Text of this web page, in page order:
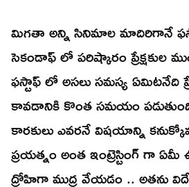
మిగతా అన్ని సినిమాల మాదిరిగానే
సెకండాఫ్ లో పరిష్కారం ప్రేక్షకుల
ఫస్టాఫ్ లో అసలు సమస్య ఏమిటనేది
కావడానికి కొంత సమయం
కారకులు ఎవరనే విషయాన్ని
ప్రయత్నం అంత ఇంట్రెస్టింగ్ గా
ద్రోహిగా ముద్ర వేయడం .. అతను